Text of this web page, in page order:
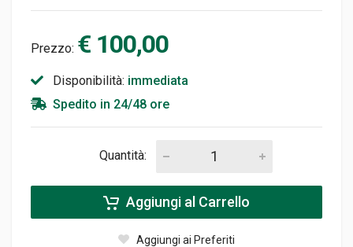
Prezzo: € 100,00
Disponibilità: immediata
Spedito in 24/48 ore
Quantità:
Aggiungi al Carrello
Aggiungi ai Preferiti